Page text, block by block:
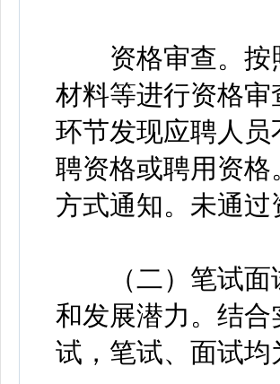
资格审查。按照
材料等进行资格
环节发现应聘人
聘资格或聘用资
方式通知。未通
（二）笔试面试
和发展潜力。结
试，笔试、面试均